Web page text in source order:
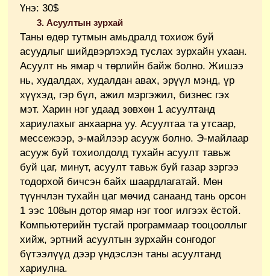
Үнэ: 30$
3. Асуултын зурхай
Таны өдөр тутмын амьдралд тохиож буй
асуудлыг шийдвэрлэхэд туслах зурхайн ухаан.
Асуулт нь ямар ч төрлийн байж болно. Жишээ
нь, худалдах, худалдан авах, эрүүл мэнд, үр
хүүхэд, гэр бүл, ажил мэргэжил, бизнес гэх
мэт. Харин нэг удаад зөвхөн 1 асуултанд
хариулахыг анхаарна уу. Асуултаа та утсаар,
мессежээр, э-майлээр асууж болно. Э-майлаар
асууж буй тохиолдолд тухайн асуулт тавьж
буй цаг, минут, асуулт тавьж буй газар зэргээ
тодорхой бичсэн байх шаардлагатай. Мөн
түүнчлэн тухайн цаг мөчид санаанд тань орсон
1 ээс 108ын дотор ямар нэг тоог илгээх ёстой.
Компьютерийн тусгай программаар тооцооллыг
хийж, эртний асуултын зурхайн сонгодог
бүтээлүүд дээр үндэслэн таны асуултанд
хариулна.